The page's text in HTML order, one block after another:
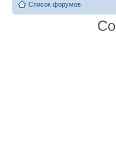
Список форумов